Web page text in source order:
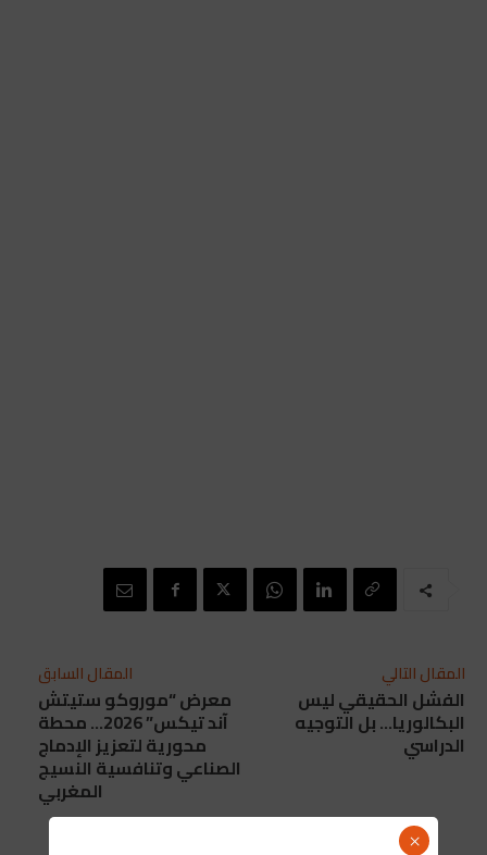
المقال السابق
معرض “موروكو ستيتش
آند تيكس” 2026… محطة
محورية لتعزيز الإدماج
الصناعي وتنافسية النسيج
المغربي
المقال التالي
الفشل الحقيقي ليس
البكالوريا… بل التوجيه
الدراسي
×